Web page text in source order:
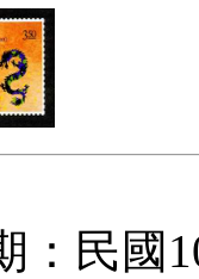
：民國